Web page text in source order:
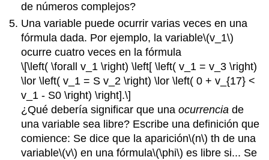
de números complejos?
Una variable puede ocurrir varias veces en una
fórmula dada. Por ejemplo, la variable\(v_1\)
ocurre cuatro veces en la fórmula
\[\left( \forall v_1 \right) \left[ \left( v_1 = v_3 \right)
\lor \left( v_1 = S v_2 \right) \lor \left( 0 + v_{17} <
v_1 - S0 \right) \right].\]
¿Qué debería significar que unaocurrencia de
una variable sea libre? Escribe una definición que
comience: Se dice que la aparición\(n\) th de una
variable\(v\) en una fórmula\(\phi\) es libre si... Se